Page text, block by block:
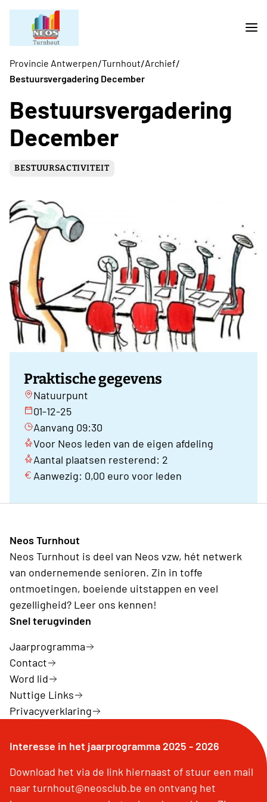
Provincie Antwerpen/Turnhout/Archief/
Bestuursvergadering December
Bestuursvergadering
December
BESTUURSACTIVITEIT
Praktische gegevens
Natuurpunt
01-12-25
Aanvang 09:30
Voor Neos leden van de eigen afdeling
Aantal plaatsen resterend: 2
Aanwezig: 0,00 euro voor leden
Neos Turnhout
Neos Turnhout is deel van Neos vzw, hét netwerk
van ondernemende senioren. Zin in toffe
ontmoetingen, boeiende uitstappen en veel
gezelligheid? Leer ons kennen!
Snel terugvinden
Jaarprogramma
Contact
Word lid
Nuttige Links
Privacyverklaring
Interesse in het jaarprogramma 2025 - 2026
Download het via de link hiernaast of stuur een mail
naar turnhout@neosclub.be en ontvang het